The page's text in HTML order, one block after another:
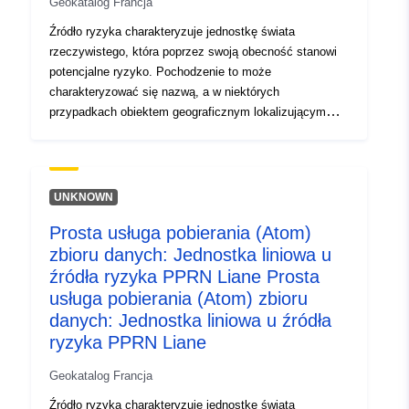
Źródło ryzyka charakteryzuje jednostkę świata
rzeczywistego, która poprzez swoją obecność stanowi
potencjalne ryzyko. Pochodzenie to może
charakteryzować się nazwą, a w niektórych
przypadkach obiektem geograficznym lokalizującym
są wykorzystywane do określenia puli ryzyka, obszarów
narażonych na ryzyko leżących u podstaw RPP. W
przykład odpowiadać rzece, obszaru niestabilnego pod
względem geologicznym. Źródło ryzyka charakteryzuje
jednostkę świata rzeczywistego, która poprzez swoją
obecność stanowi potencjalne ryzyko. Pochodzenie to
może charakteryzować się nazwą, a w niektórych
przypadkach obiektem geograficznym lokalizującym
rzeczywistą jednostkę powodującą ryzyko. Lokalizacja
podmiotu i wiedza na temat zjawiska niebezpiecznego
UNKNOWN
Prosta usługa pobierania (Atom)
zbioru danych: Jednostka liniowa u
źródła ryzyka PPRN Liane Prosta
usługa pobierania (Atom) zbioru
danych: Jednostka liniowa u źródła
ryzyka PPRN Liane
Geokatalog Francja
Źródło ryzyka charakteryzuje jednostkę świata